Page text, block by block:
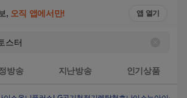
, 오직 앱에서만! 앱 열기
방송 지난방송 인기상품